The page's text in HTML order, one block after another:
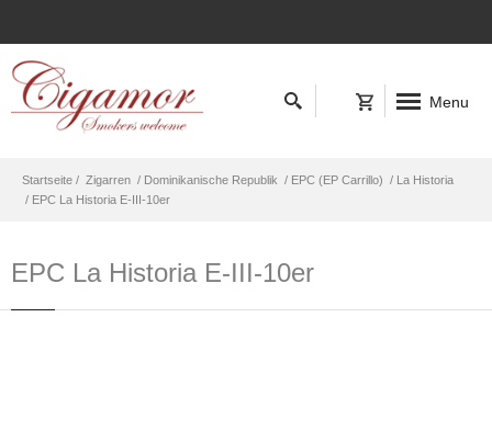
Menu
Startseite / Zigarren / Dominikanische Republik / EPC (EP Carrillo) / La Historia
/ EPC La Historia E-III-10er
EPC La Historia E-III-10er